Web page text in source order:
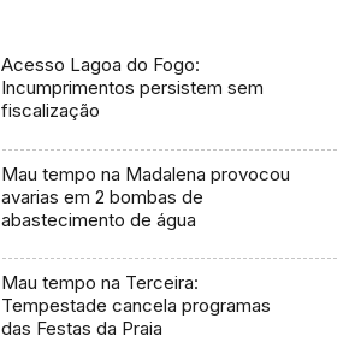
Acesso Lagoa do Fogo:
Incumprimentos persistem sem
fiscalização
Mau tempo na Madalena provocou
avarias em 2 bombas de
abastecimento de água
Mau tempo na Terceira:
Tempestade cancela programas
das Festas da Praia